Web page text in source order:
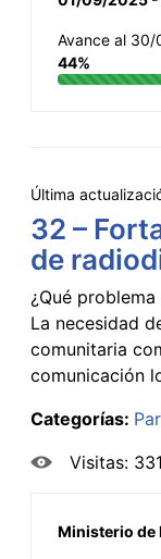
Avance al
44%
Última
32 –
de
¿Qué
La necesidad
comunitaria
comunicación
Categorías:
Visitas:
Ministerio de